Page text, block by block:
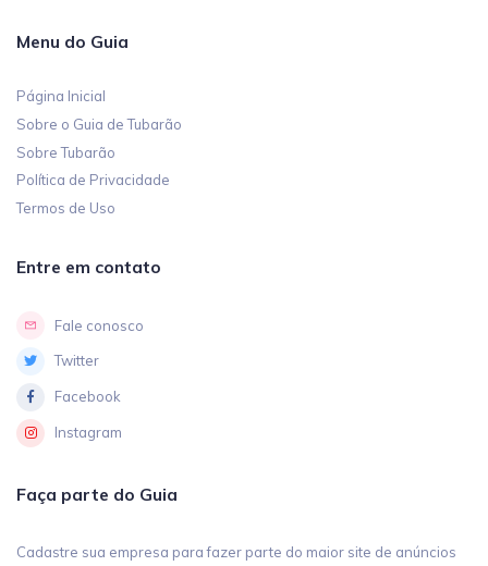
Menu do Guia
Página Inicial
Sobre o Guia de Tubarão
Sobre Tubarão
Política de Privacidade
Termos de Uso
Entre em contato
Fale conosco
Twitter
Facebook
Instagram
Faça parte do Guia
Cadastre sua empresa para fazer parte do maior site de anúncios